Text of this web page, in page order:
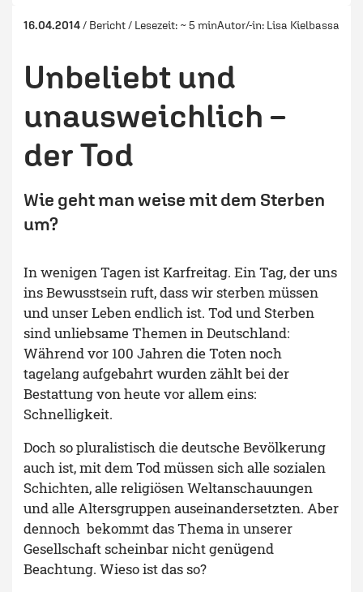
16.04.2014/ Bericht / Lesezeit: ~ 5 minAutor/-in: Lisa Kielbassa
Unbeliebt und
unausweichlich –
der Tod
Wie geht man weise mit dem Sterben
um?
In wenigen Tagen ist Karfreitag. Ein Tag, der uns
ins Bewusstsein ruft, dass wir sterben müssen
und unser Leben endlich ist. Tod und Sterben
sind unliebsame Themen in Deutschland:
Während vor 100 Jahren die Toten noch
tagelang aufgebahrt wurden zählt bei der
Bestattung von heute vor allem eins:
Schnelligkeit.
Doch so pluralistisch die deutsche Bevölkerung
auch ist, mit dem Tod müssen sich alle sozialen
Schichten, alle religiösen Weltanschauungen
und alle Altersgruppen auseinandersetzten. Aber
dennoch bekommt das Thema in unserer
Gesellschaft scheinbar nicht genügend
Beachtung. Wieso ist das so?